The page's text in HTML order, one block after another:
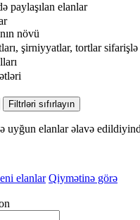
paylaşılan elanlar
növü
şirniyyatlar, tortlar sifarişlə
Filtrləri sıfırlayın
uyğun elanlar əlavə
elanlar Qiymətinə görə